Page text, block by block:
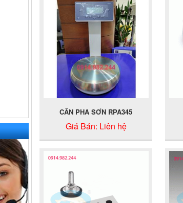
CÂN PHA SƠN RPA345
Giá Bán: Liên hệ